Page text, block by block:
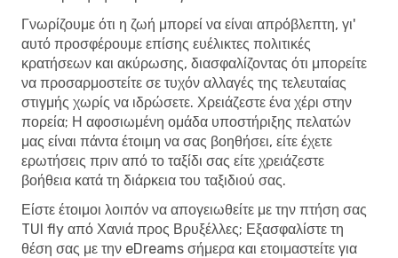
Γνωρίζουμε ότι η ζωή μπορεί να είναι απρόβλεπτη, γι'
αυτό προσφέρουμε επίσης ευέλικτες πολιτικές
κρατήσεων και ακύρωσης, διασφαλίζοντας ότι μπορείτε
να προσαρμοστείτε σε τυχόν αλλαγές της τελευταίας
στιγμής χωρίς να ιδρώσετε. Χρειάζεστε ένα χέρι στην
πορεία; Η αφοσιωμένη ομάδα υποστήριξης πελατών
μας είναι πάντα έτοιμη να σας βοηθήσει, είτε έχετε
ερωτήσεις πριν από το ταξίδι σας είτε χρειάζεστε
βοήθεια κατά τη διάρκεια του ταξιδιού σας.
Είστε έτοιμοι λοιπόν να απογειωθείτε με την πτήση σας
TUI fly από Χανιά προς Βρυξέλλες; Εξασφαλίστε τη
θέση σας με την eDreams σήμερα και ετοιμαστείτε για